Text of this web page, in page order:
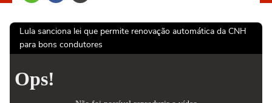
Lula sanciona lei que permite renovação automática da CNH
para bons condutores